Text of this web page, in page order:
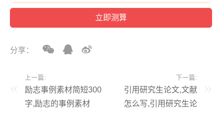
分享：
上一篇:
励志事例素材简短300
字,励志的事例素材
下一篇:
引用研究生论文,文献
怎么写,引用研究生论